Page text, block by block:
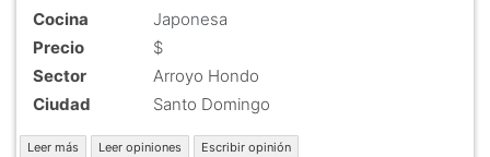
Cocina
Japonesa
Precio
$
Sector
Arroyo Hondo
Ciudad
Santo Domingo
Leer más Leer opiniones Escribir opinión